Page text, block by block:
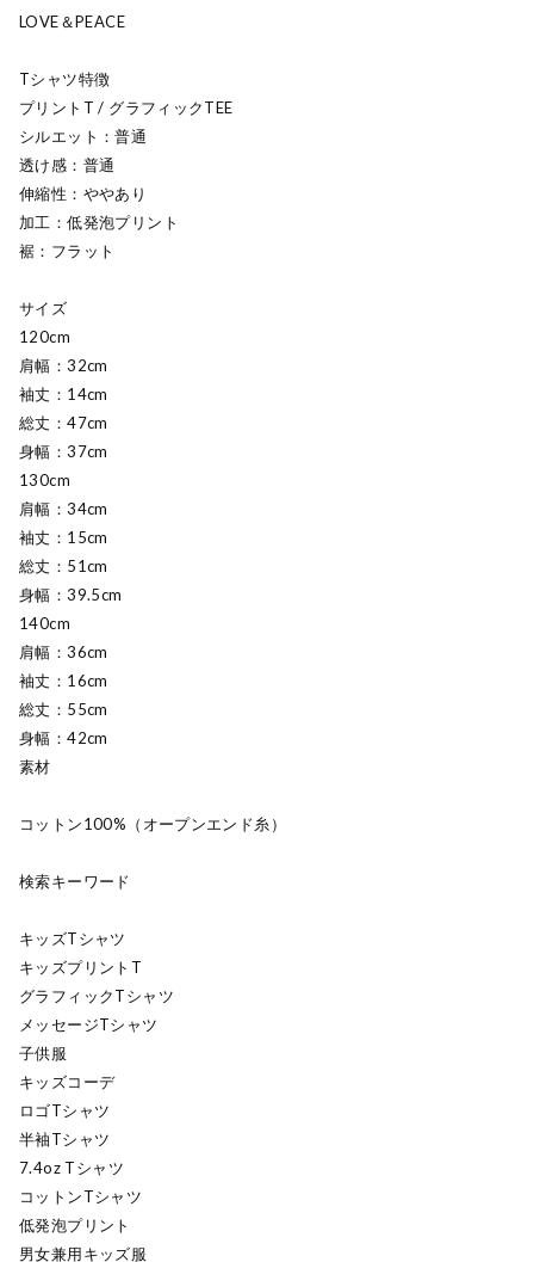
LOVE＆PEACE
Tシャツ特徴
プリントT / グラフィックTEE
シルエット：普通
透け感：普通
伸縮性：ややあり
加工：低発泡プリント
裾：フラット
サイズ
120cm
肩幅：32cm
袖丈：14cm
総丈：47cm
身幅：37cm
130cm
肩幅：34cm
袖丈：15cm
総丈：51cm
身幅：39.5cm
140cm
肩幅：36cm
袖丈：16cm
総丈：55cm
身幅：42cm
素材
コットン100%（オープンエンド糸）
検索キーワード
キッズTシャツ
キッズプリントT
グラフィックTシャツ
メッセージTシャツ
子供服
キッズコーデ
ロゴTシャツ
半袖Tシャツ
7.4oz Tシャツ
コットンTシャツ
低発泡プリント
男女兼用キッズ服